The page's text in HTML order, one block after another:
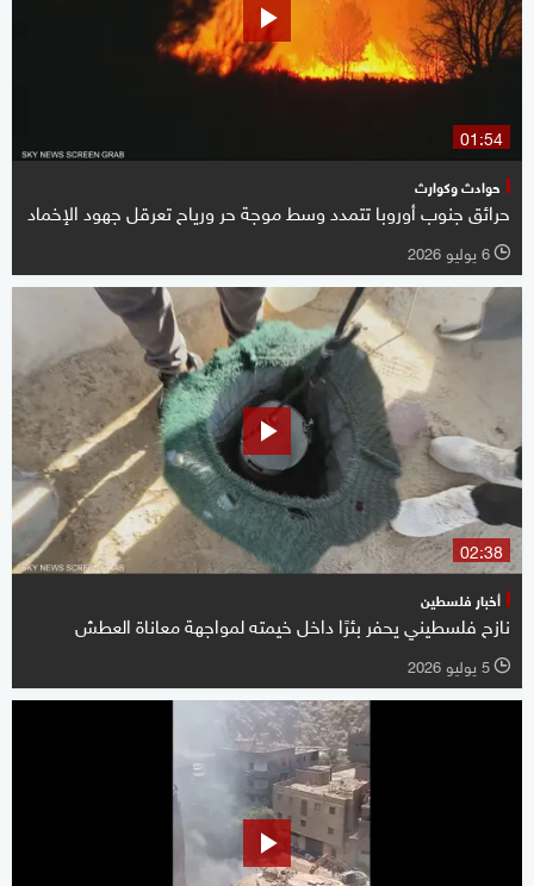
01:54
حوادث وكوارث
حرائق جنوب أوروبا تتمدد وسط موجة حر ورياح تعرقل جهود الإخماد
l 6 يوليو 2026
02:38
أخبار فلسطين
نازح فلسطيني يحفر بئرًا داخل خيمته لمواجهة معاناة العطش
l 5 يوليو 2026